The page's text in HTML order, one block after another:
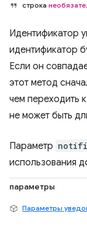
строка
Идентификатор
идентификатор
Если он
этот метод
чем переходить
не может быть
Параметр
использования
параметры
Параметры